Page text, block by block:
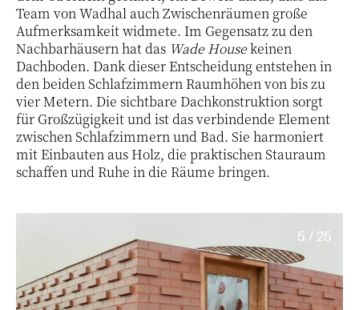
Team von Wadhal auch Zwischenräumen große
Aufmerksamkeit widmete. Im Gegensatz zu den
Nachbarhäusern hat das Wade Housekeinen
Dachboden. Dank dieser Entscheidung entstehen in
den beiden Schlafzimmern Raumhöhen von bis zu
vier Metern. Die sichtbare Dachkonstruktion sorgt
für Großzügigkeit und ist das verbindende Element
zwischen Schlafzimmern und Bad. Sie harmoniert
mit Einbauten aus Holz, die praktischen Stauraum
schaffen und Ruhe in die Räume bringen.
5 / 25